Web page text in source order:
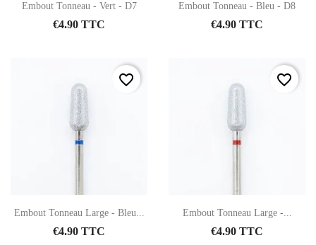
Embout Tonneau - Vert - D7
€4.90 TTC
Embout Tonneau - Bleu - D8
€4.90 TTC
Embout Tonneau Large - Bleu...
€4.90 TTC
favorite_border
Embout Tonneau Large -...
€4.90 TTC
favorite_border